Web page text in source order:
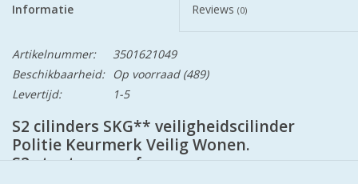
Informatie Reviews (0)
Artikelnummer:
3501621049
Beschikbaarheid:
Op voorraad(489)
Levertijd:
1-5
S2 cilinders SKG** veiligheidscilinder
Politie Keurmerk Veilig Wonen.
S2 staat voor safe en secure.